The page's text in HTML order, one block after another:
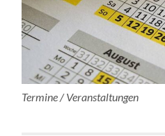
Termine / Veranstaltungen